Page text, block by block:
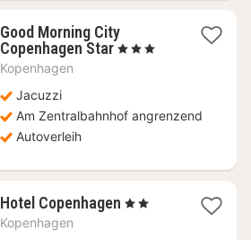
Good Morning City
Copenhagen Star1
€
, 3 Sterne
Kopenhagen
Jacuzzi
Am Zentralbahnhof angrenzend
Autoverleih
Hotel Copenhagen 1
, 2 Sterne
Kopenhagen